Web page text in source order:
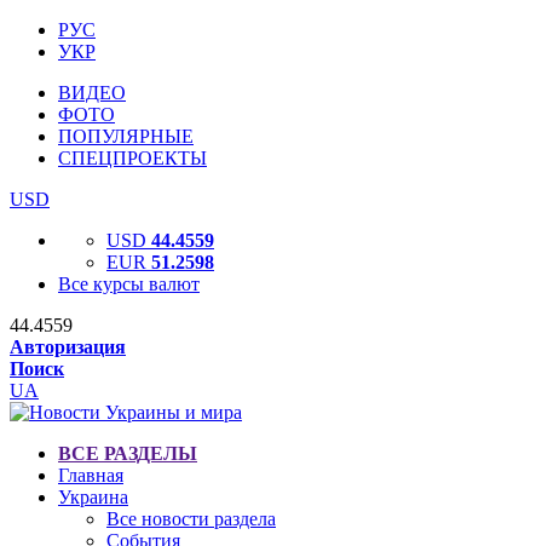
РУС
УКР
ВИДЕО
ФОТО
ПОПУЛЯРНЫЕ
СПЕЦПРОЕКТЫ
USD
USD 44.4559
EUR 51.2598
Все курсы валют
44.4559
Авторизация
Поиск
UA
ВСЕ РАЗДЕЛЫ
Главная
Украина
Все новости раздела
События